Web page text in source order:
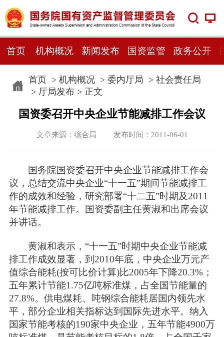
首页 机构概况 新闻发布 国资监管 政务公开
首页> 机构概况> 委内厅局 > 社会责任局
> 厅局发布> 正文
国资委召开中央企业节能减排工作会议
文章来源：综合局 发布时间：2011-06-01
国务院国资委召开中央企业节能减排工作会
议，总结交流中央企业“十一五”期间节能减排工
作的成效和经验，研究部署“十二五”时期及2011
年节能减排工作。国资委副主任黄淑和出席会议
并讲话。
黄淑和表示，“十一五”时期中央企业节能减
排工作成效显著，到2010年底，中央企业万元产
值综合能耗(按可比价计算)比2005年下降20.3%；
五年累计节能1.75亿吨标准煤，占全国节能量的
27.8%。供电煤耗、吨钢综合能耗居国内领先水
平，部分企业相关指标达到国际先进水平。纳入
国家节能考核的190家中央企业，五年节能4900万